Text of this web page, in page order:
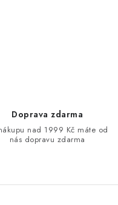
Doprava zdarma
nad 1999 Kč máte od
nás dopravu zdarma